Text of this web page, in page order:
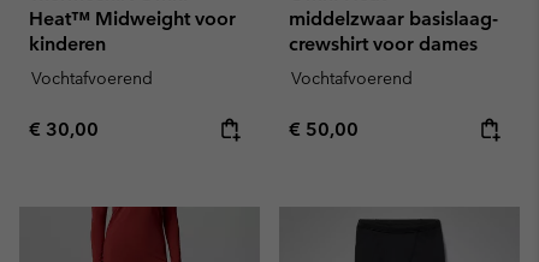
Heat™ Midweight voor
kinderen
Vochtafvoerend
Regular price:
€ 30,00
middelzwaar basislaag-
crewshirt voor dames
Vochtafvoerend
Regular price:
€ 50,00